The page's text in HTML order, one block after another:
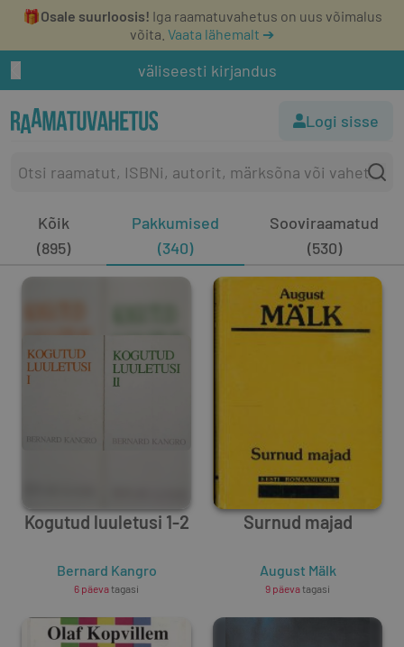
🎁Osale suurloosis! Iga raamatuvahetus on uus võimalus
võita. Vaata lähemalt ➔
väliseesti kirjandus
Logi sisse
Kõik
(895)
Pakkumised
(340)
Sooviraamatud
(530)
Kogutud luuletusi 1-2
Bernard Kangro
6 päevatagasi
Surnud majad
August Mälk
9 päevatagasi